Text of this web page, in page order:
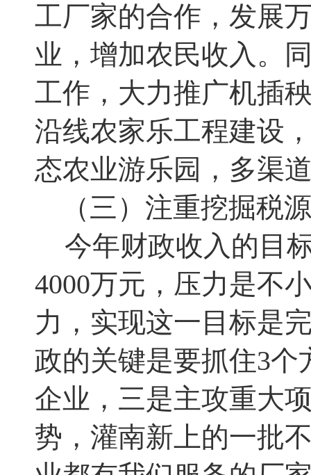
工厂家的合作 ， 发展
业 ， 增加农民收入。
工作 ， 大力推广机插
沿线农家乐工程建设
态农业游乐园 ， 多渠
（三）注重挖掘税
今年财政收入的目
4000万元 ， 压力是不
力 ， 实现这一目标是
政的关键是要抓住3个
企业 ， 三是主攻重大
势，灌南新上的一批